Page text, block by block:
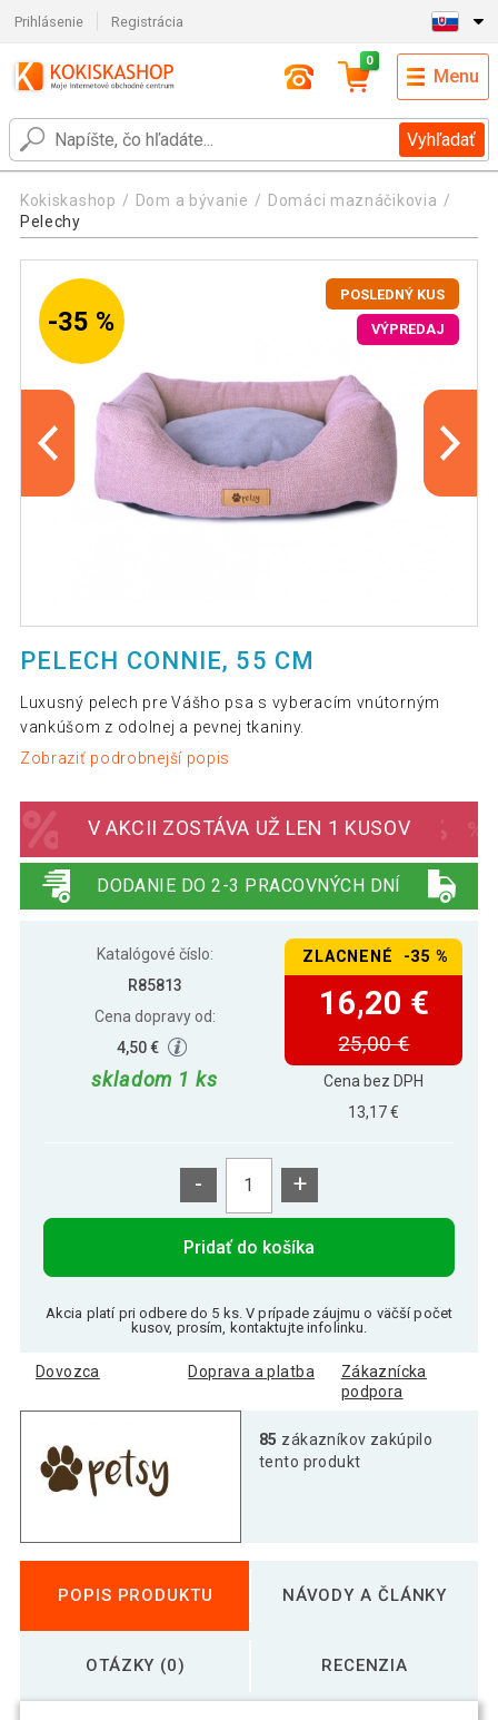
Prihlásenie Registrácia
Vyhľadať
0
Menu
Kokiskashop Dom a bývanie
Domáci maznáčikovia
Pelechy
-35 %
POSLEDNÝ KUS
VÝPREDAJ
PELECH CONNIE, 55 CM
Luxusný pelech pre Vášho psa s vyberacím vnútorným
vankúšom z odolnej a pevnej tkaniny.
Zobraziť podrobnejší popis
V AKCII ZOSTÁVA UŽ LEN 1 KUSOV
DODANIE DO 2-3 PRACOVNÝCH DNÍ
Katalógové číslo:
R85813
Cena dopravy od:
4,50 €
skladom 1 ks
ZLACNENÉ -35 %
16,20 €
25,00 €
Cena bez DPH
13,17 €
- +
Pridať do košíka
Akcia platí pri odbere do 5 ks. V prípade záujmu o väčší počet
kusov, prosím, kontaktujte infolinku.
Dovozca Doprava a platba
Zákaznícka
podpora
85 zákazníkov zakúpilo
tento produkt
POPIS PRODUKTU NÁVODY A ČLÁNKY
OTÁZKY (0) RECENZIA